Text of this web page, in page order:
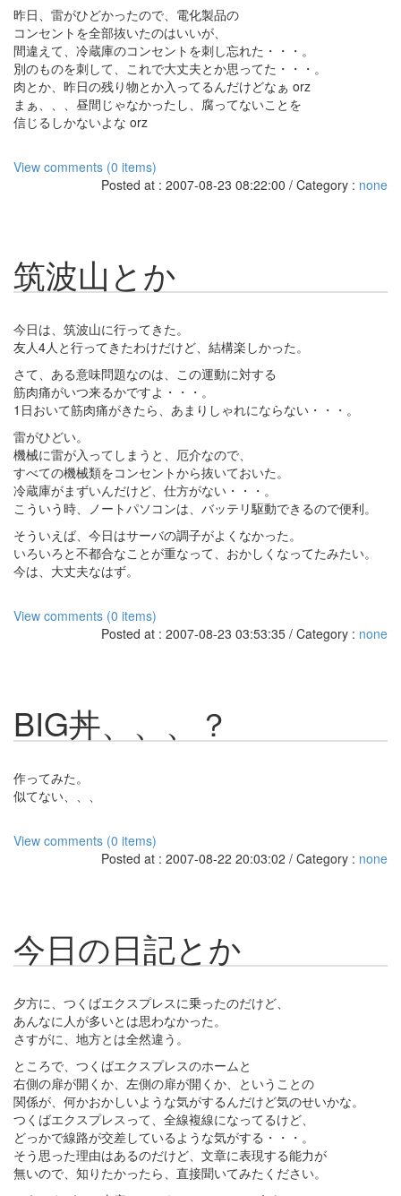
昨日、雷がひどかったので、電化製品の
コンセントを全部抜いたのはいいが、
間違えて、冷蔵庫のコンセントを刺し忘れた・・・。
別のものを刺して、これで大丈夫とか思ってた・・・。
肉とか、昨日の残り物とか入ってるんだけどなぁ orz
まぁ、、、昼間じゃなかったし、腐ってないことを
信じるしかないよな orz
View comments (0 items)
Posted at : 2007-08-23 08:22:00 / Category : none
筑波山とか
今日は、筑波山に行ってきた。
友人4人と行ってきたわけだけど、結構楽しかった。
さて、ある意味問題なのは、この運動に対する
筋肉痛がいつ来るかですよ・・・。
1日おいて筋肉痛がきたら、あまりしゃれにならない・・・。
雷がひどい。
機械に雷が入ってしまうと、厄介なので、
すべての機械類をコンセントから抜いておいた。
冷蔵庫がまずいんだけど、仕方がない・・・。
こういう時、ノートパソコンは、バッテリ駆動できるので便利。
そういえば、今日はサーバの調子がよくなかった。
いろいろと不都合なことが重なって、おかしくなってたみたい。
今は、大丈夫なはず。
View comments (0 items)
Posted at : 2007-08-23 03:53:35 / Category : none
BIG丼、、、？
作ってみた。
似てない、、、
View comments (0 items)
Posted at : 2007-08-22 20:03:02 / Category : none
今日の日記とか
夕方に、つくばエクスプレスに乗ったのだけど、
あんなに人が多いとは思わなかった。
さすがに、地方とは全然違う。
ところで、つくばエクスプレスのホームと
右側の扉が開くか、左側の扉が開くか、ということの
関係が、何かおかしいような気がするんだけど気のせいかな。
つくばエクスプレスって、全線複線になってるけど、
どっかで線路が交差しているような気がする・・・。
そう思った理由はあるのだけど、文章に表現する能力が
無いので、知りたかったら、直接聞いてみたください。